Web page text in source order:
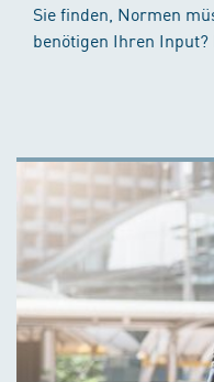
Sie finden, Normen
benötigen Ihren